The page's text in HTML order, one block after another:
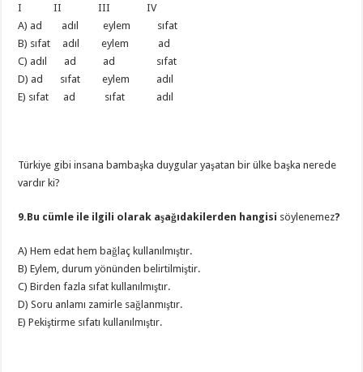
I II III IV
A) ad adıl eylem sıfat
B) sıfat adıl eylem ad
C) adıl ad ad sıfat
D) ad sıfat eylem adıl
E) sıfat ad sıfat adıl
Türkiye gibi insana bambaşka duygular yaşatan bir ülke başka nerede
vardır ki?
9.Bu cümle ile ilgili olarak aşağıdakilerden hangisi söylenemez?
A) Hem edat hem bağlaç kullanılmıştır.
B) Eylem, durum yönünden belirtilmiştir.
C) Birden fazla sıfat kullanılmıştır.
D) Soru anlamı zamirle sağlanmıştır.
E) Pekiştirme sıfatı kullanılmıştır.